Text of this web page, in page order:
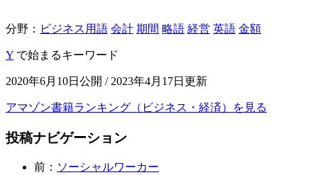
分野： ビジネス用語 会計 期間 略語 経営 英語 金額
Y で始まるキーワード
2020年6月10日公開 / 2023年4月17日更新
アマゾン書籍ランキング（ビジネス・経済）を見る
投稿ナビゲーション
前： ソーシャルワーカー